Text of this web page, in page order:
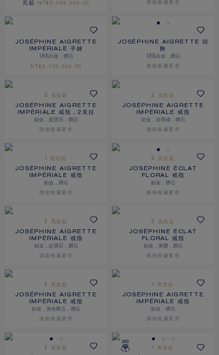
元起 NT$‌2,093,000.00 價格根據要求
JOSÉPHINE AIGRETTE
IMPÉRIALE 手鏈
18K白金，鑽石
NT$‌2,715,000.00
JOSÉPHINE AIGRETTE 頭
飾
18K白金，鑽石
價格根據要求
2 克拉起
JOSÉPHINE AIGRETTE
IMPÉRIALE 戒指，2克拉
鉑金，藍寶石，鑽石
價格根據要求
2 克拉起
JOSÉPHINE AIGRETTE
IMPÉRIALE 戒指
鉑金，祖母綠，鑽石
價格根據要求
1 克拉起
JOSÉPHINE AIGRETTE
IMPÉRIALE 戒指
鉑金，鑽石
價格根據要求
2 克拉起
JOSÉPHINE ÉCLAT
FLORAL 戒指
鉑金，鑽石
價格根據要求
2 克拉起
JOSÉPHINE AIGRETTE
IMPÉRIALE 戒指
鉑金，紅寶石，鑽石
價格根據要求
2 克拉起
JOSÉPHINE ÉCLAT
FLORAL 戒指
鉑金，黃鑽，鑽石
價格根據要求
2 克拉起
JOSÉPHINE AIGRETTE
IMPÉRIALE 戒指
鉑金，黃色剛玉，鑽石
價格根據要求
1 克拉起
JOSÉPHINE AIGRETTE
IMPÉRIALE 戒指
鉑金，鑽石
價格根據要求
2 克拉起 1 克拉起